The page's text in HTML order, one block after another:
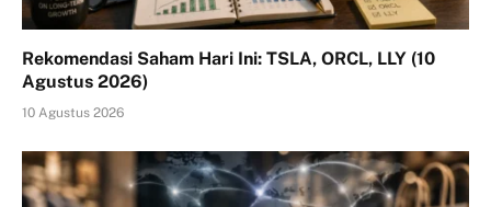
Rekomendasi Saham Hari Ini: TSLA, ORCL, LLY (10
Agustus 2026)
10 Agustus 2026